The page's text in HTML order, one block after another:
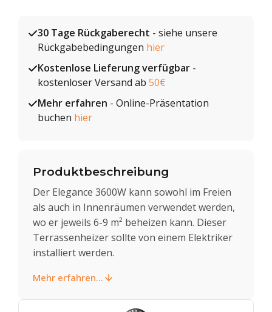
30 Tage Rückgaberecht - siehe unsere
Rückgabebedingungen hier
Kostenlose Lieferung verfügbar -
kostenloser Versand ab 50€
Mehr erfahren - Online-Präsentation
buchen hier
Produktbeschreibung
Der Elegance 3600W kann sowohl im Freien
als auch in Innenräumen verwendet werden,
wo er jeweils 6-9 m² beheizen kann. Dieser
Terrassenheizer sollte von einem Elektriker
installiert werden.
Mehr erfahren...